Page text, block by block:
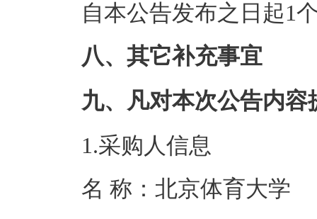
自本公告发布之日起1
八、其它补充事宜
九、凡对本次公告内
1.采购人信息
名 称：北京体